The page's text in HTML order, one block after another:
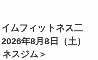
ムフィットネス二
年8月8日（土）
スジム＞